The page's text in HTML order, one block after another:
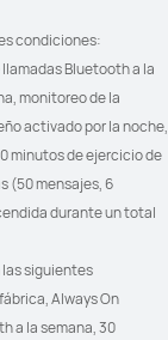
_
condiciones:
Bluetooth a la
monitoreo de la
activado por la noche,
minutos de ejercicio de
(50 mensajes, 6
durante un total
las siguientes
Always On
a la semana, 30